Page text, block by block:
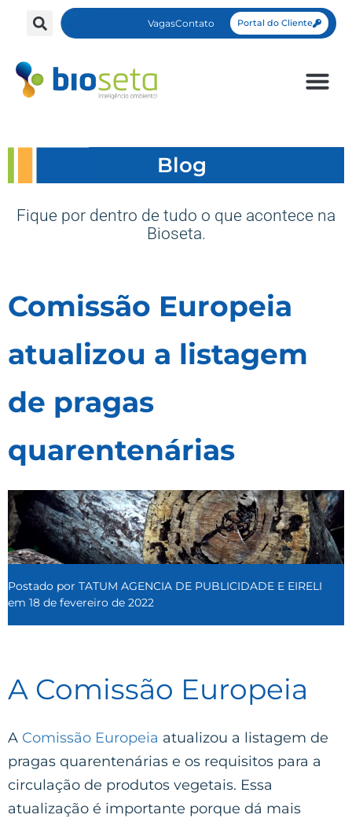
VagasContato Portal do Cliente
Blog
Fique por dentro de tudo o que acontece na
Bioseta.
Comissão Europeia
atualizou a listagem
de pragas
quarentenárias
Postado por TATUM AGENCIA DE PUBLICIDADE E EIRELI
em 18 de fevereiro de 2022
A Comissão Europeia
A Comissão Europeia atualizou a listagem de
pragas quarentenárias e os requisitos para a
circulação de produtos vegetais. Essa
atualização é importante porque dá mais